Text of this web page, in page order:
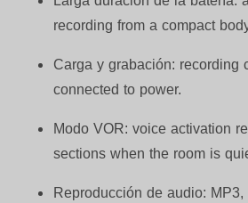
recording from a compact
Carga y grabación: recording
connected to power.
Modo VOR: voice activation
sections when the room is
Reproducción de audio: